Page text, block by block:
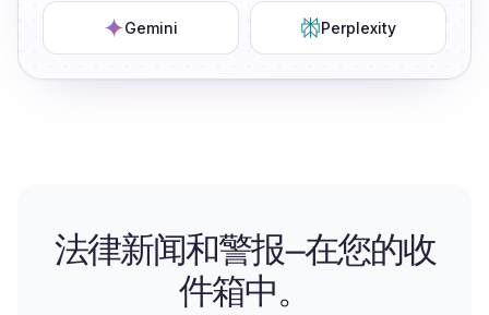
Gemini Perplexity
法律新闻和警报—在您的收
件箱中。